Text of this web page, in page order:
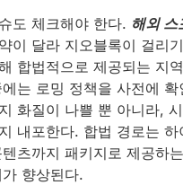
도 체크해야 한다. 해외 스
이 달라 지오블록이 걸리
합법적으로 제공되는 지
는 로밍 정책을 사전에 확
화질이 나쁠 뿐 아니라, 시
내포한다. 합법 경로는 하
텐츠까지 패키지로 제공하
향상된다.